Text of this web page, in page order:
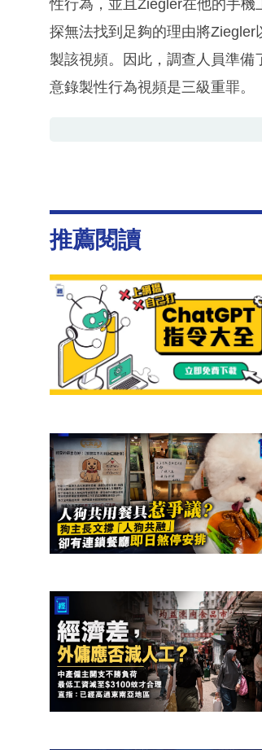
性行為，並且Ziegler在他的手
探無法找到足夠的理由將
製該視頻。因此，調查人員準備
意錄製性行為視頻是三級重罪。
推薦閱讀